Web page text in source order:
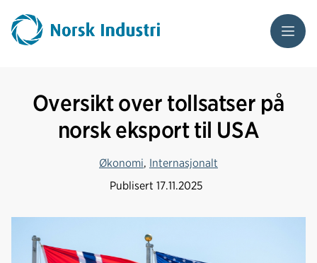
Meny
Oversikt over tollsatser på
norsk eksport til USA
Økonomi, Internasjonalt
Publisert 17.11.2025